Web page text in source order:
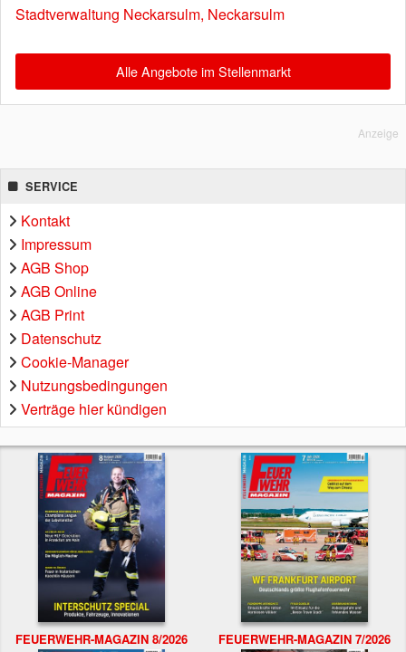
Stadtverwaltung Neckarsulm, Neckarsulm
Alle Angebote im Stellenmarkt
Anzeige
SERVICE
Kontakt
Impressum
AGB Shop
AGB Online
AGB Print
Datenschutz
Cookie-Manager
Nutzungsbedingungen
Verträge hier kündigen
FEUERWEHR-MAGAZIN 8/2026 FEUERWEHR-MAGAZIN 7/2026